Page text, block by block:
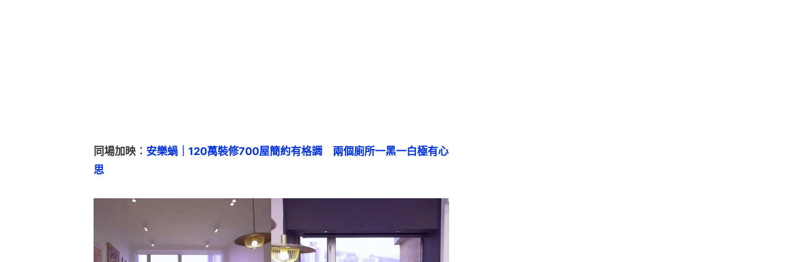
同場加映︰ 安樂蝸｜120萬裝修700屋簡約有格調　兩個廁所一黑一白極有心
思